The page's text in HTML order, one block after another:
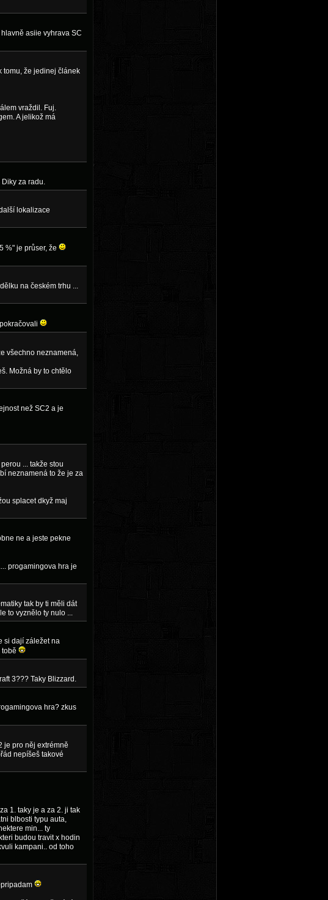
asiie vyhrava SC
tomu, že jedinej článek
vraždil. Fuj.
A jelikož má
za radu.
lokalizace
%" je průser, že
na českém trhu ...
všechno neznamená,
Možná by to chtělo
než SC2 a je
... takže stou
neznamená to že je za
splacet dkyž maj
ne a jeste pekne
progamingova hra je
tak by ti měli dát
to vyznělo ty nulo ...
si dají záležet na
3??? Taky Blizzard.
hra? zkus
je pro něj extrémně
nepíšeš takové
1. taky je a za 2. ji tak
blbosti typu auta,
min... ty
budou travit x hodin
kampani.. od toho